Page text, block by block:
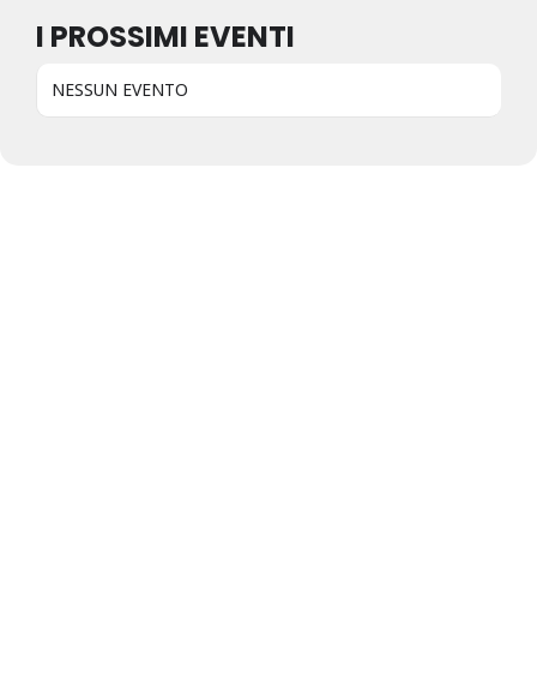
I PROSSIMI EVENTI
NESSUN EVENTO